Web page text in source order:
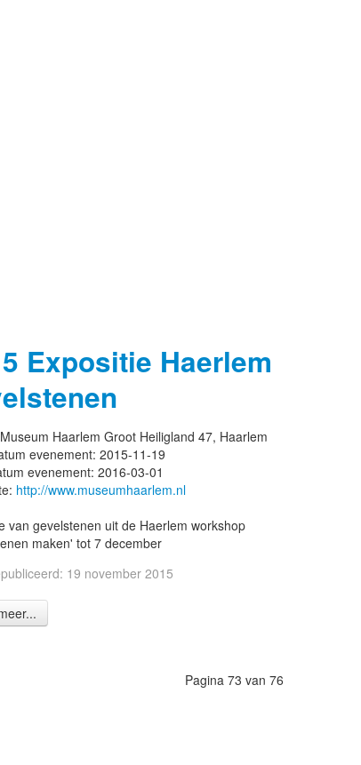
Expositie Haerlem
Museum Haarlem Groot Heiligland 47, Haarlem
evenement: 2015-11-19
evenement: 2016-03-01
http://www.museumhaarlem.nl
van gevelstenen uit de Haerlem workshop
maken' tot 7 december
19 november 2015
Pagina 73 van 76